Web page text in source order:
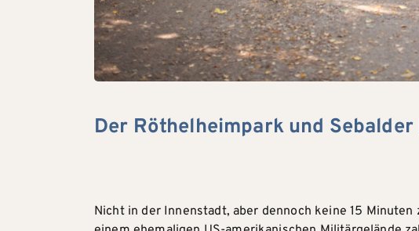
Der Röthelheimpark und Sebalder
Nicht in der Innenstadt, aber dennoch keine 15